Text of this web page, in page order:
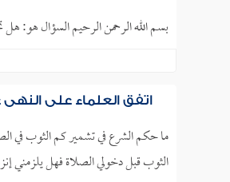
بسم الله الرحمن الرحيم السؤال
اتفق العلماء على
ما حكم الشرع في تشمير كم الثوب في
الثوب قبل دخولي الصلاة فهل يلزمني